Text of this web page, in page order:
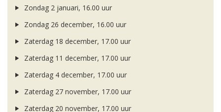
Zondag 2 januari, 16.00 uur
Zondag 26 december, 16.00 uur
Zaterdag 18 december, 17.00 uur
Zaterdag 11 december, 17.00 uur
Zaterdag 4 december, 17.00 uur
Zaterdag 27 november, 17.00 uur
Zaterdag 20 november, 17.00 uur